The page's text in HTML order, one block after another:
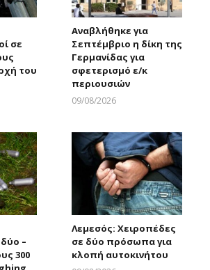
σε
του
Αναβλήθηκε για
Σεπτέμβριο η δίκη της
Γερμανίδας για
σφετερισμό ε/κ
περιουσιών
09/08/2026
–
300
Λεμεσός: Χειροπέδες
σε δύο πρόσωπα για
κλοπή αυτοκινήτου